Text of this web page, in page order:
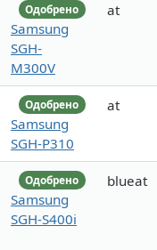
Одобрено
Samsung
SGH-
M300V
at
Одобрено
Samsung
SGH-P310
at
Одобрено
Samsung
SGH-S400i
blueat